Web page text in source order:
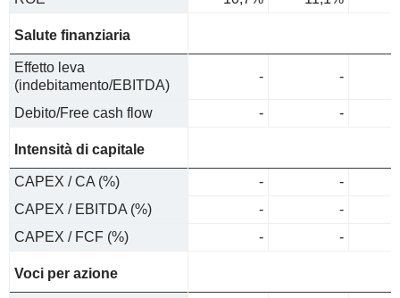
Salute finanziaria
Effetto leva
(indebitamento/EBITDA)
- -
Debito/Free cash flow - -
Intensità di capitale
CAPEX / CA (%) -
-
CAPEX / EBITDA (%)
-
-
CAPEX / FCF (%)
- -
Voci per azione